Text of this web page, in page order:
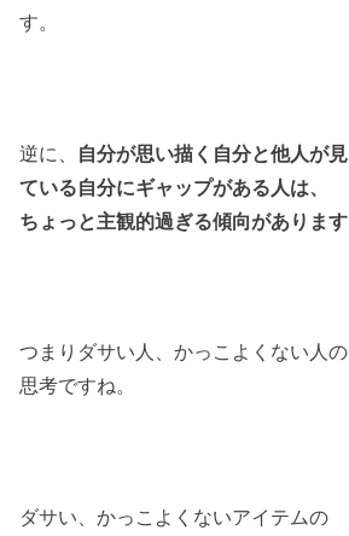
す。
逆に、 自分が思い描く自分と他人が見
ている自分にギャップがある人は、
ちょっと主観的過ぎる傾向があります
つまりダサい人、かっこよくない人の
思考ですね。
ダサい、かっこよくないアイテムの